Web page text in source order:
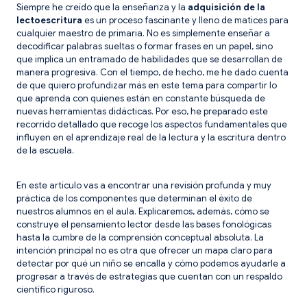
Siempre he creído que la enseñanza y la adquisición de la
lectoescritura es un proceso fascinante y lleno de matices para
cualquier maestro de primaria. No es simplemente enseñar a
decodificar palabras sueltas o formar frases en un papel, sino
que implica un entramado de habilidades que se desarrollan de
manera progresiva. Con el tiempo, de hecho, me he dado cuenta
de que quiero profundizar más en este tema para compartir lo
que aprenda con quienes están en constante búsqueda de
nuevas herramientas didácticas. Por eso, he preparado este
recorrido detallado que recoge los aspectos fundamentales que
influyen en el aprendizaje real de la lectura y la escritura dentro
de la escuela.
En este artículo vas a encontrar una revisión profunda y muy
práctica de los componentes que determinan el éxito de
nuestros alumnos en el aula. Explicaremos, además, cómo se
construye el pensamiento lector desde las bases fonológicas
hasta la cumbre de la comprensión conceptual absoluta. La
intención principal no es otra que ofrecer un mapa claro para
detectar por qué un niño se encalla y cómo podemos ayudarle a
progresar a través de estrategias que cuentan con un respaldo
científico riguroso.